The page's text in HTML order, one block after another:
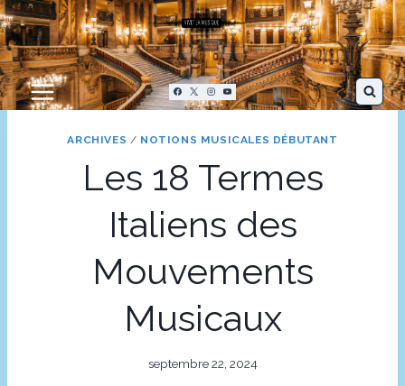
Aller
au
contenu
ARCHIVES / NOTIONS MUSICALES DÉBUTANT
Les 18 Termes
Italiens des
Mouvements
Musicaux
septembre 22, 2024